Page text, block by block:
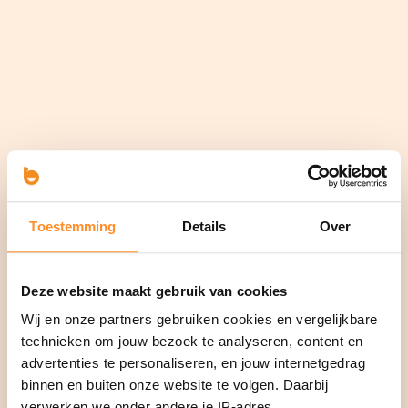
Toestemming Details Over
Deze website maakt gebruik van cookies
Wij en onze partners gebruiken cookies en vergelijkbare
technieken om jouw bezoek te analyseren, content en
advertenties te personaliseren, en jouw internetgedrag
binnen en buiten onze website te volgen. Daarbij